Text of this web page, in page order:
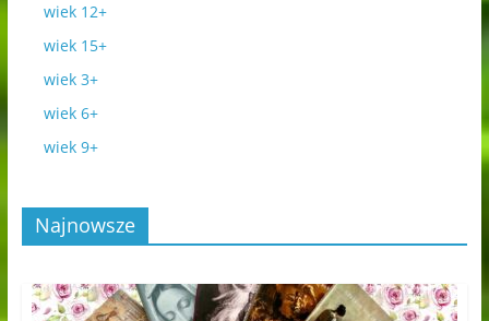
wiek 12+
wiek 15+
wiek 3+
wiek 6+
wiek 9+
Najnowsze